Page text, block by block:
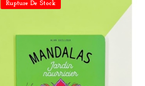
Rupture De Stock